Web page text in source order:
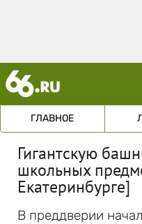
ГЛАВНОЕ
Гигантскую
школьных
Екатеринбурге]
В преддверии